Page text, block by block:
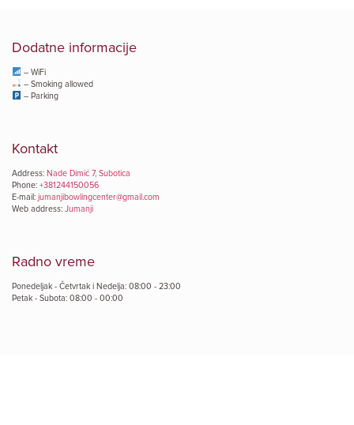
Dodatne informacije
– WiFi
– Smoking allowed
– Parking
Kontakt
Address: Nade Dimić 7, Subotica
Phone: +381244150056
E-mail: jumanjibowlingcenter@gmail.com
Web address: Jumanji
Radno vreme
Ponedeljak - Četvrtak i Nedelja: 08:00 - 23:00
Petak - Subota: 08:00 - 00:00